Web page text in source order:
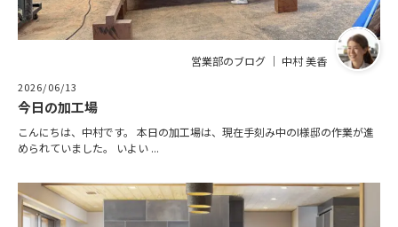
営業部のブログ ｜ 中村 美香
2026/06/13
今日の加工場
こんにちは、中村です。 本日の加工場は、現在手刻み中のI様邸の作業が進
められていました。 いよい ...